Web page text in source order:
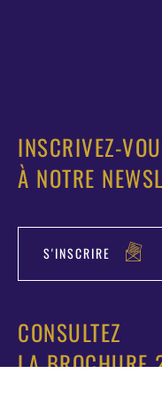
INSCRIVEZ-
À NOTRE
S'INSCRIRE
CONSULTEZ
LA